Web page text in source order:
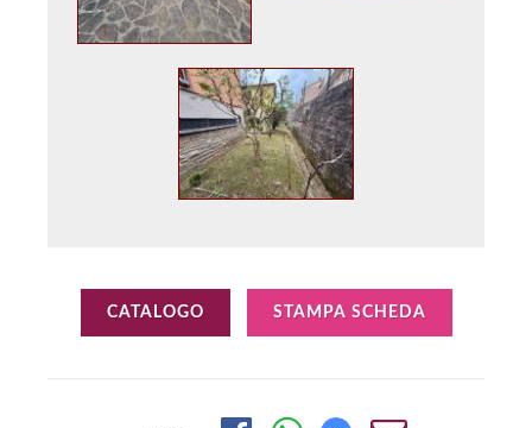
CATALOGO STAMPA SCHEDA